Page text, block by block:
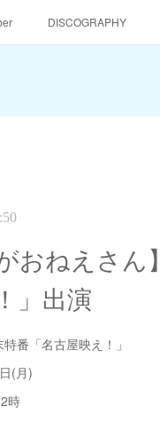
DISCOGRAPHY
おねえさ
」出演
番「名古屋映え！」
(月)
時